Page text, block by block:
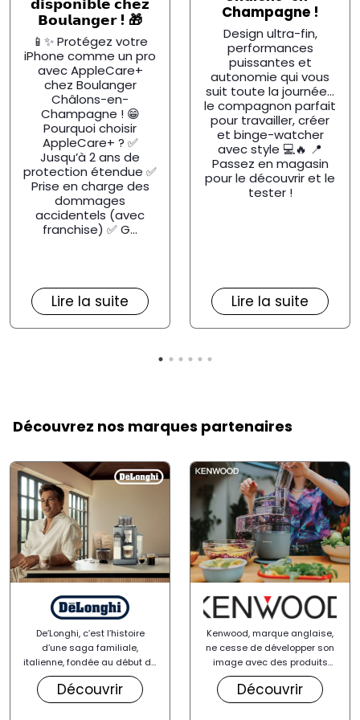
𝗱𝗶𝘀𝗽𝗼𝗻𝗶𝗯𝗹𝗲 𝗰𝗵𝗲𝘇
𝗕𝗼𝘂𝗹𝗮𝗻𝗴𝗲𝗿 ! 🎁
📱✨ Protégez votre
iPhone comme un pro
avec AppleCare+
chez Boulanger
Châlons-en-
Champagne ! 😁
Pourquoi choisir
AppleCare+ ? ✅
Jusqu’à 2 ans de
protection étendue ✅
Prise en charge des
dommages
accidentels (avec
franchise) ✅ G...
Lire la suite
Champagne !
Design ultra-fin,
performances
puissantes et
autonomie qui vous
suit toute la journée…
le compagnon parfait
pour travailler, créer
et binge-watcher
avec style 💻🔥 📍
Passez en magasin
pour le découvrir et le
tester !
Lire la suite
Découvrez nos marques partenaires
De’Longhi, c’est l’histoire
d’une saga familiale,
italienne, fondée au début du
siècle. Leader mondial des
machines à expresso
De’Longhi a imposé un art de
Découvrir
Kenwood, marque anglaise,
ne cesse de développer son
image avec des produits
innovants, performants et
robustes au design
contemporain. Nous sommes
Découvrir